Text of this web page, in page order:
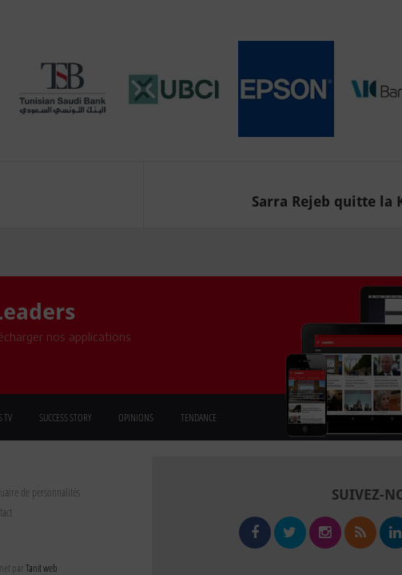
Sarra Rejeb quitte la
nos applications
TV SUCCESS STORY OPINIONS TENDANCE
de personnalités
parTanit web
SUIVEZ-